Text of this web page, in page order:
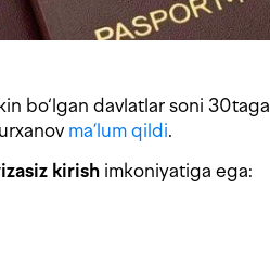
bo‘lgan davlatlar soni 30taga
ma’lum qildi.
kirish imkoniyatiga ega: